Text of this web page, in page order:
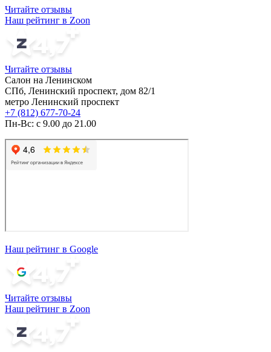
Читайте отзывы
Наш рейтинг в Zoon
Читайте отзывы
Салон на Ленинском
СПб, Ленинский проспект, дом 82/1
метро Ленинский проспект
+7 (812) 677-70-24
Пн-Вс: с 9.00 до 21.00
Наш рейтинг в Google
Читайте отзывы
Наш рейтинг в Zoon